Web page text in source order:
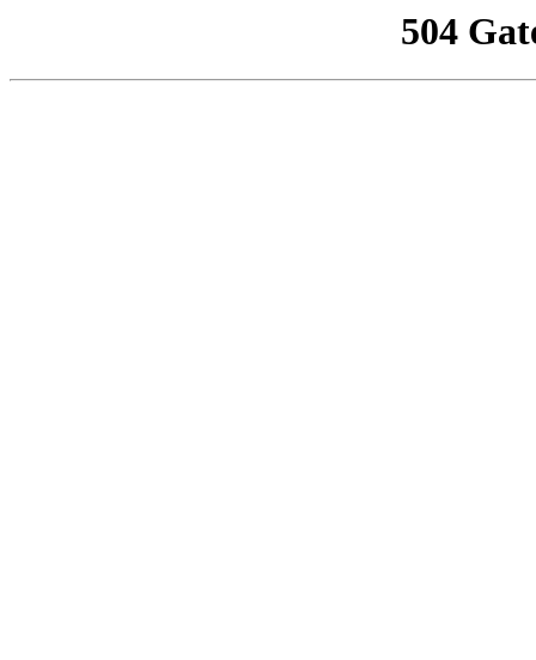
504